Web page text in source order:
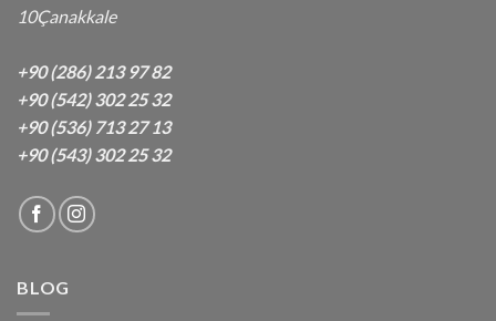
10Çanakkale
+90 (286) 213 97 82
+90 (542) 302 25 32
+90 (536) 713 27 13
+90 (543) 302 25 32
BLOG